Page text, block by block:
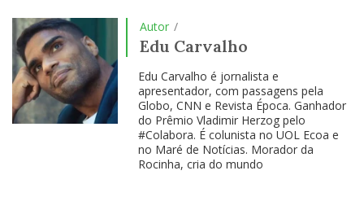
Autor /
Edu Carvalho
Edu Carvalho é jornalista e
apresentador, com passagens pela
Globo, CNN e Revista Época. Ganhador
do Prêmio Vladimir Herzog pelo
#Colabora. É colunista no UOL Ecoa e
no Maré de Notícias. Morador da
Rocinha, cria do mundo